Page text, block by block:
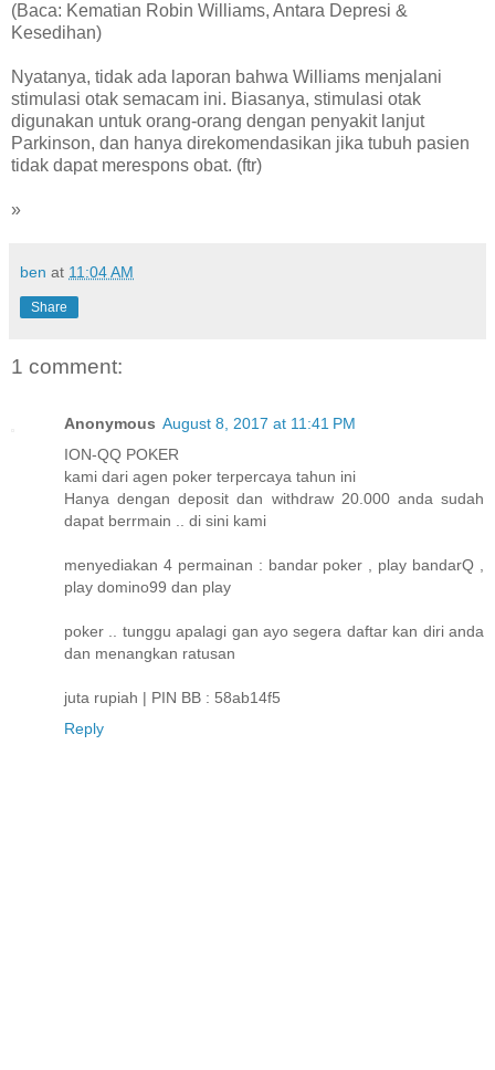
(Baca: Kematian Robin Williams, Antara Depresi &
Kesedihan)
Nyatanya, tidak ada laporan bahwa Williams menjalani
stimulasi otak semacam ini. Biasanya, stimulasi otak
digunakan untuk orang-orang dengan penyakit lanjut
Parkinson, dan hanya direkomendasikan jika tubuh pasien
tidak dapat merespons obat. (ftr)
»
ben at 11:04 AM
Share
1 comment:
Anonymous August 8, 2017 at 11:41 PM
ION-QQ POKER
kami dari agen poker terpercaya tahun ini
Hanya dengan deposit dan withdraw 20.000 anda sudah
dapat berrmain .. di sini kami
menyediakan 4 permainan : bandar poker , play bandarQ ,
play domino99 dan play
poker .. tunggu apalagi gan ayo segera daftar kan diri anda
dan menangkan ratusan
juta rupiah | PIN BB : 58ab14f5
Reply